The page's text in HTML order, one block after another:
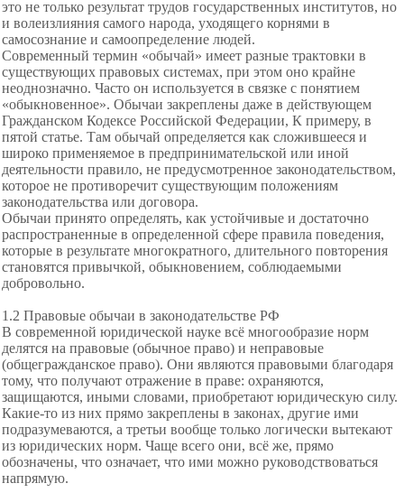
это не только результат трудов государственных институтов, но
и волеизлияния самого народа, уходящего корнями в
самосознание и самоопределение людей.
Современный термин «обычай» имеет разные трактовки в
существующих правовых системах, при этом оно крайне
неоднозначно. Часто он используется в связке с понятием
«обыкновенное». Обычаи закреплены даже в действующем
Гражданском Кодексе Российской Федерации, К примеру, в
пятой статье. Там обычай определяется как сложившееся и
широко применяемое в предпринимательской или иной
деятельности правило, не предусмотренное законодательством,
которое не противоречит существующим положениям
законодательства или договора.
Обычаи принято определять, как устойчивые и достаточно
распространенные в определенной сфере правила поведения,
которые в результате многократного, длительного повторения
становятся привычкой, обыкновением, соблюдаемыми
добровольно.
1.2 Правовые обычаи в законодательстве РФ
В современной юридической науке всё многообразие норм
делятся на правовые (обычное право) и неправовые
(общегражданское право). Они являются правовыми благодаря
тому, что получают отражение в праве: охраняются,
защищаются, иными словами, приобретают юридическую силу.
Какие-то из них прямо закреплены в законах, другие ими
подразумеваются, а третьи вообще только логически вытекают
из юридических норм. Чаще всего они, всё же, прямо
обозначены, что означает, что ими можно руководствоваться
напрямую.